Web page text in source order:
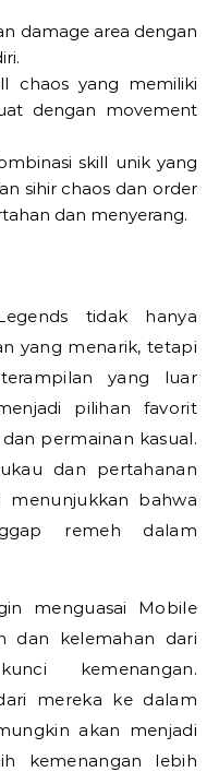
damage area dengan
chaos yang memiliki
dengan movement
skill unik yang
sihir chaos dan order
dan menyerang.
tidak hanya
yang menarik, tetapi
yang luar
pilihan favorit
permainan kasual.
dan pertahanan
menunjukkan bahwa
remeh dalam
menguasai Mobile
dan kelemahan dari
kemenangan.
mereka ke dalam
akan menjadi
kemenangan lebih